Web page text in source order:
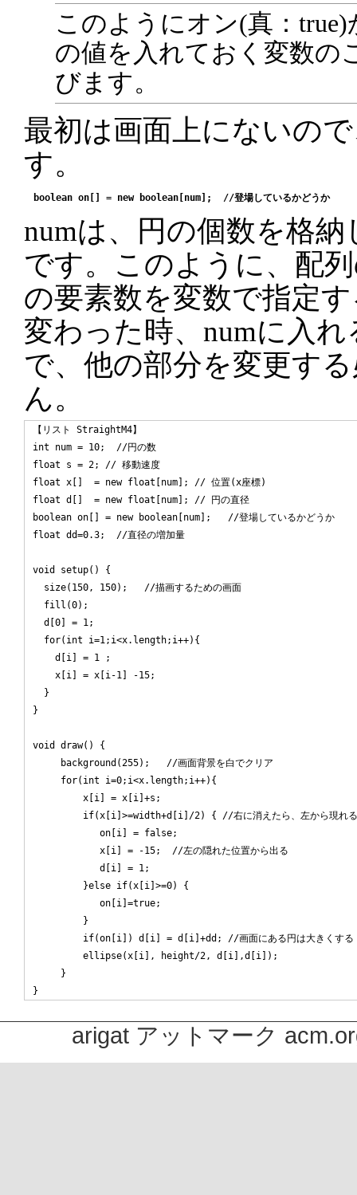
このようにオン(真：true)
の値を入れておく変数の
びます。
最初は画面上にないの
す。
boolean on[] = new boolean[num];  //登場しているかどうか
numは、円の個数を格
です。このように、配
の要素数を変数で指定
変わった時、numに入
で、他の部分を変更す
ん。
【リスト StraightM4】
int num = 10;  //円の数
float s = 2; // 移動速度
float x[]  = new float[num]; // 位置(x座標)
float d[]  = new float[num]; // 円の直径
boolean on[] = new boolean[num];   //登場しているかどうか
float dd=0.3;  //直径の増加量
void setup() {
  size(150, 150);   //描画するための画面
  fill(0);
  d[0] = 1;
  for(int i=1;i<x.length;i++){
    d[i] = 1 ;
    x[i] = x[i-1] -15;
  }
}
void draw() {
     background(255);   //画面背景を白でクリア
     for(int i=0;i<x.length;i++){
         x[i] = x[i]+s;
         if(x[i]>=width+d[i]/2) { //右に消えたら、左から現れる
            on[i] = false;
            x[i] = -15;  //左の隠れた位置から出る
            d[i] = 1;
         }else if(x[i]>=0) {
            on[i]=true;
         }
         if(on[i]) d[i] = d[i]+dd; //画面にある円は大きくする
         ellipse(x[i], height/2, d[i],d[i]);
     }
arigat アットマーク